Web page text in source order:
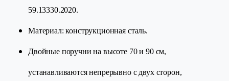
59.13330.2020.
Материал: конструкционная сталь.
Двойные поручни на высоте 70 и 90 см,
устанавливаются непрерывно с двух сторон,